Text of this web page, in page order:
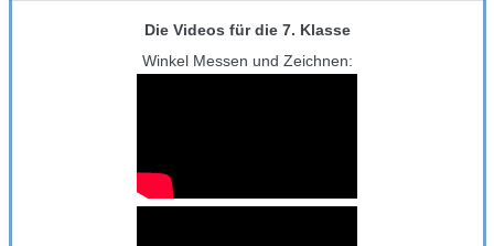
Die Videos für die 7. Klasse
Winkel Messen und Zeichnen: